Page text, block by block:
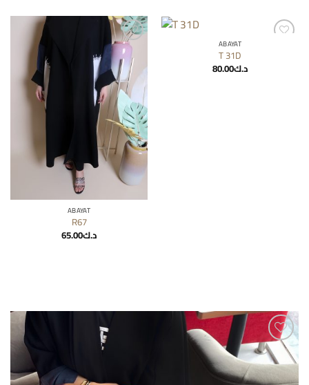
Add to
wishlist
ABAYAT
R67
د.ك65.00
ABAYAT
T 31D
د.ك80.00
Add to
wishlist